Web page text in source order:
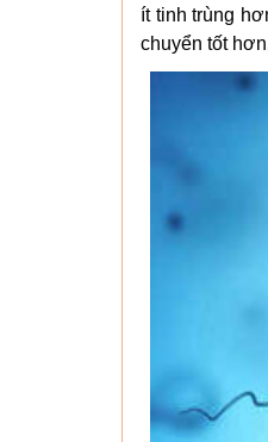
ít tinh trùng
chuyển tốt